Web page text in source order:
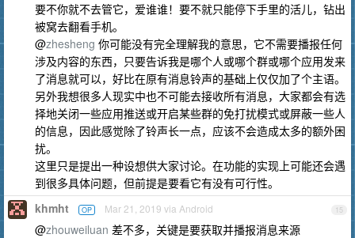
要不你就不去管它，爱谁谁！要不就只能停下手里的活儿，钻出
被窝去翻看手机。
@zhesheng 你可能没有完全理解我的意思，它不需要播报任何
涉及内容的东西，只要告诉我是哪个人或哪个群或哪个应用发来
了消息就可以，好比在原有消息铃声的基础上仅仅加了个主语。
另外我想很多人现实中也不可能去接收所有消息，大家都会有选
择地关闭一些应用推送或开启某些群的免打扰模式或屏蔽一些人
的信息，因此感觉除了铃声长一点，应该不会造成太多的额外困
扰。
这里只是提出一种设想供大家讨论。在功能的实现上可能还会遇
到很多具体问题，但前提是要看它有没有可行性。
15
khmht OP Mar 21, 2019 via Android
@zhouweiluan 差不多，关键是要获取并播报消息来源